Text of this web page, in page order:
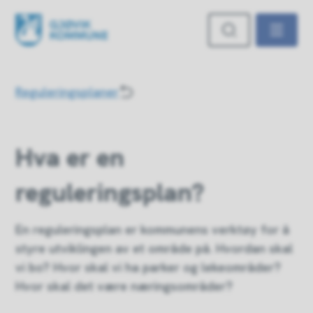
Reguleringsplaner
Hva er en
reguleringsplan?
En reguleringsplan er kommunens verktøy for å
styre utviklingen av et område på. Hvordan skal
vi bo? Hvor skal vi ha parker og lekeområder?
Hvor skal det være næringsområder?